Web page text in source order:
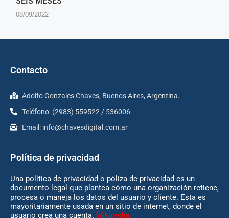
08/09/2022
Contacto
Adolfo Gonzales Chaves, Buenos Aires, Argentina.
Teléfono: (2983) 559522 / 536006
Email: info@chavesdigital.com.ar
Política de privacidad
Una política de privacidad o póliza de privacidad es un
documento legal que plantea cómo una organización retiene,
procesa o maneja los datos del usuario y cliente. Esta es
mayoritariamente usada en un sitio de internet, donde el
usuario crea una cuenta. Wikipedia